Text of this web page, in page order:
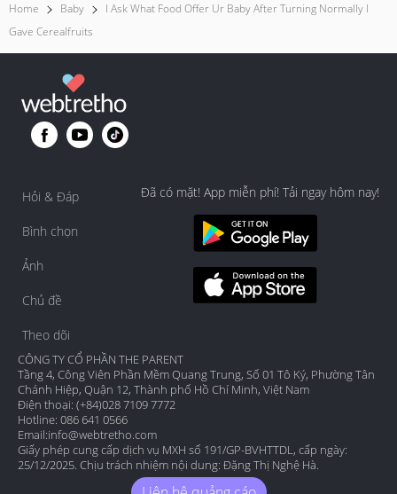
Home Baby
I Ask What Food Offer Ur Baby After Turning Normally I
Gave Cerealfruits
Hỏi & Đáp
Bình chọn
Ảnh
Chủ đề
Theo dõi
Đã có mặt! App miễn phí! Tải ngay hôm nay!
CÔNG TY CỔ PHẦN THE PARENT
Tầng 4, Công Viên Phần Mềm Quang Trung, Số 01 Tô Ký, Phường Tân
Chánh Hiệp, Quận 12, Thành phố Hồ Chí Minh, Việt Nam
Điện thoại: (+84)028 7109 7772
Hotline: 086 641 0566
Email:info@webtretho.com
Giấy phép cung cấp dịch vụ MXH số 191/GP-BVHTTDL, cấp ngày:
25/12/2025. Chịu trách nhiệm nội dung: Đặng Thị Nghệ Hà.